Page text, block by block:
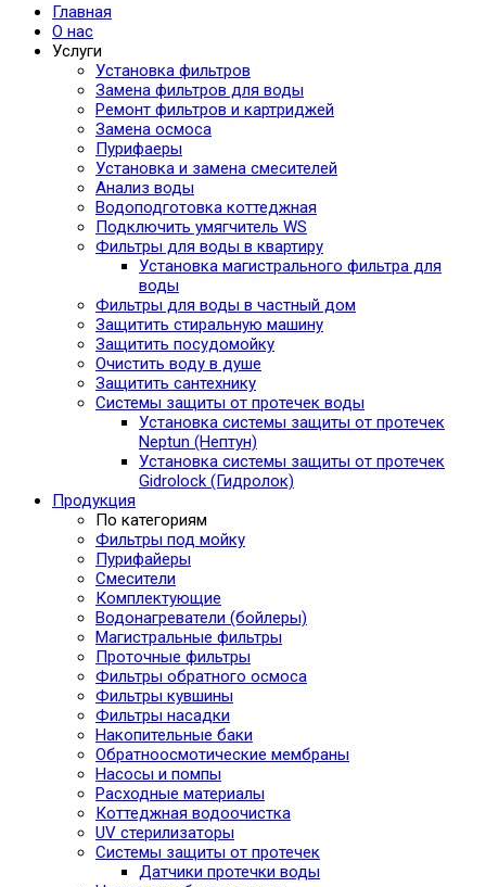
Главная
О нас
Услуги
Установка фильтров
Замена фильтров для воды
Ремонт фильтров и картриджей
Замена осмоса
Пурифаеры
Установка и замена смесителей
Анализ воды
Водоподготовка коттеджная
Подключить умягчитель WS
Фильтры для воды в квартиру
Установка магистрального фильтра для
воды
Фильтры для воды в частный дом
Защитить стиральную машину
Защитить посудомойку
Очистить воду в душе
Защитить сантехнику
Системы защиты от протечек воды
Установка системы защиты от протечек
Neptun (Нептун)
Установка системы защиты от протечек
Gidrolock (Гидролок)
Продукция
По категориям
Фильтры под мойку
Пурифайеры
Смесители
Комплектующие
Водонагреватели (бойлеры)
Магистральные фильтры
Проточные фильтры
Фильтры обратного осмоса
Фильтры кувшины
Фильтры насадки
Накопительные баки
Обратноосмотические мембраны
Насосы и помпы
Расходные материалы
Коттеджная водоочистка
UV стерилизаторы
Системы защиты от протечек
Датчики протечки воды